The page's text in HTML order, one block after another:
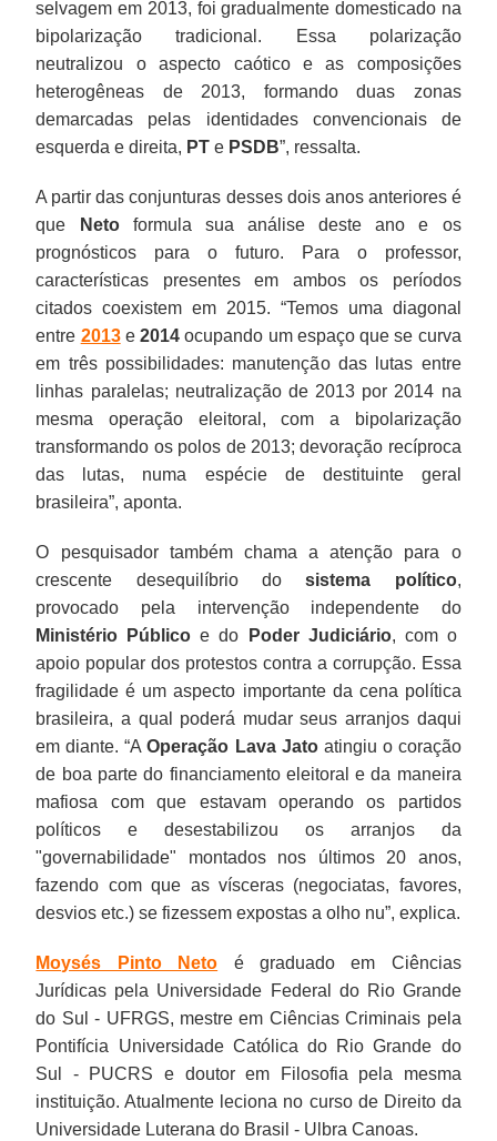
selvagem em 2013, foi gradualmente domesticado na
bipolarização tradicional. Essa polarização
neutralizou o aspecto caótico e as composições
heterogêneas de 2013, formando duas zonas
demarcadas pelas identidades convencionais de
esquerda e direita, PT e PSDB”, ressalta.
A partir das conjunturas desses dois anos anteriores é
que Netoformula sua análise deste ano e os
prognósticos para o futuro. Para o professor,
características presentes em ambos os períodos
citados coexistem em 2015. “Temos uma diagonal
entre 2013e2014 ocupando um espaço que se curva
em três possibilidades: manutenção das lutas entre
linhas paralelas; neutralização de 2013 por 2014 na
mesma operação eleitoral, com a bipolarização
transformando os polos de 2013; devoração recíproca
das lutas, numa espécie de destituinte geral
brasileira”, aponta.
O pesquisador também chama a atenção para o
crescente desequilíbrio dosistema político,
provocado pela intervenção independente do
Ministério Público e do Poder Judiciário, com o
apoio popular dos protestos contra a corrupção. Essa
fragilidade é um aspecto importante da cena política
brasileira, a qual poderá mudar seus arranjos daqui
em diante. “AOperação Lava Jatoatingiu o coração
de boa parte do financiamento eleitoral e da maneira
mafiosa com que estavam operando os partidos
políticos e desestabilizou os arranjos da
"governabilidade" montados nos últimos 20 anos,
fazendo com que as vísceras (negociatas, favores,
desvios etc.) se fizessem expostas a olho nu”, explica.
Moysés Pinto Neto é graduado em Ciências
Jurídicas pela Universidade Federal do Rio Grande
do Sul - UFRGS, mestre em Ciências Criminais pela
Pontifícia Universidade Católica do Rio Grande do
Sul - PUCRS e doutor em Filosofia pela mesma
instituição. Atualmente leciona no curso de Direito da
Universidade Luterana do Brasil - Ulbra Canoas.